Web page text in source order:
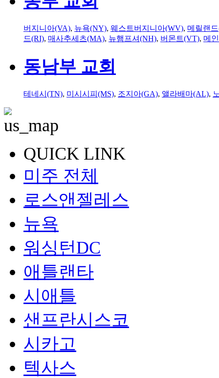
버지니아(VA), 뉴욕(NY), 웨스트버지니아(WV), 메릴랜
드(RI), 매사추세츠(MA), 뉴햄프셔(NH), 버몬트(VT), 메
동남부 교회
테네시(TN), 미시시피(MS), 조지아(GA), 앨라배마(AL),
QUICK LINK
미주 전체
로스앤젤레스
뉴욕
워싱턴DC
애틀랜타
시애틀
샌프란시스코
시카고
텍사스